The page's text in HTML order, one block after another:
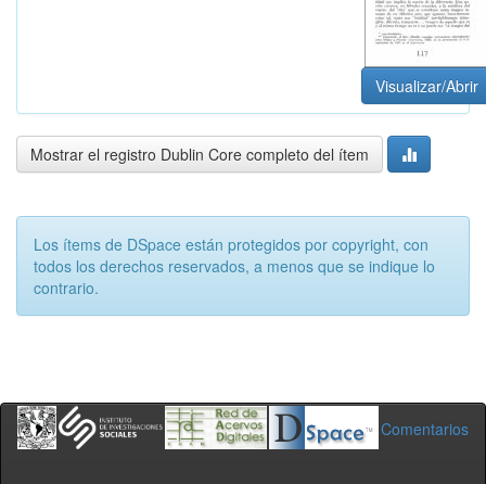
Visualizar/Abrir
Mostrar el registro Dublin Core completo del ítem
Los ítems de DSpace están protegidos por copyright, con
todos los derechos reservados, a menos que se indique lo
contrario.
Comentarios